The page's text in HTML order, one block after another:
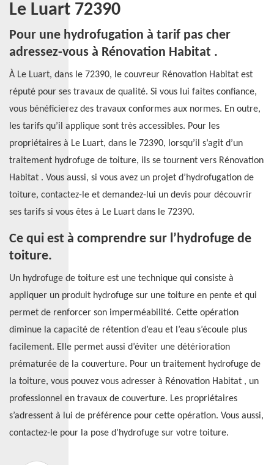
Le Luart 72390
Pour une hydrofugation à tarif pas cher
adressez-vous à Rénovation Habitat .
À Le Luart, dans le 72390, le couvreur Rénovation Habitat est
réputé pour ses travaux de qualité. Si vous lui faites confiance,
vous bénéficierez des travaux conformes aux normes. En outre,
les tarifs qu’il applique sont très accessibles. Pour les
propriétaires à Le Luart, dans le 72390, lorsqu’il s’agit d’un
traitement hydrofuge de toiture, ils se tournent vers Rénovation
Habitat . Vous aussi, si vous avez un projet d’hydrofugation de
toiture, contactez-le et demandez-lui un devis pour découvrir
ses tarifs si vous êtes à Le Luart dans le 72390.
Ce qui est à comprendre sur l’hydrofuge de
toiture.
Un hydrofuge de toiture est une technique qui consiste à
appliquer un produit hydrofuge sur une toiture en pente et qui
permet de renforcer son imperméabilité. Cette opération
diminue la capacité de rétention d’eau et l’eau s’écoule plus
facilement. Elle permet aussi d’éviter une détérioration
prématurée de la couverture. Pour un traitement hydrofuge de
la toiture, vous pouvez vous adresser à Rénovation Habitat , un
professionnel en travaux de couverture. Les propriétaires
s’adressent à lui de préférence pour cette opération. Vous aussi,
contactez-le pour la pose d’hydrofuge sur votre toiture.